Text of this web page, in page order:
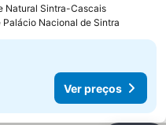
Natural Sintra-Cascais
Palácio Nacional de Sintra
Ver preços